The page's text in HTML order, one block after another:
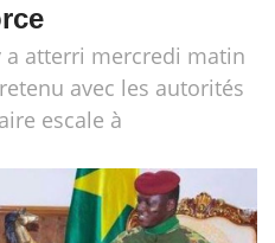
a atterri mercredi matin
avec les autorités
escale à